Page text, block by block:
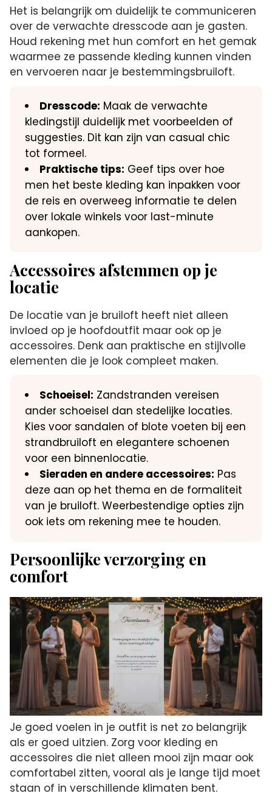
Het is belangrijk om duidelijk te communiceren
over de verwachte dresscode aan je gasten.
Houd rekening met hun comfort en het gemak
waarmee ze passende kleding kunnen vinden
en vervoeren naar je bestemmingsbruiloft.
Dresscode: Maak de verwachte
kledingstijl duidelijk met voorbeelden of
suggesties. Dit kan zijn van casual chic
tot formeel.
Praktische tips: Geef tips over hoe
men het beste kleding kan inpakken voor
de reis en overweeg informatie te delen
over lokale winkels voor last-minute
aankopen.
Accessoires afstemmen op je
locatie
De locatie van je bruiloft heeft niet alleen
invloed op je hoofdoutfit maar ook op je
accessoires. Denk aan praktische en stijlvolle
elementen die je look compleet maken.
Schoeisel: Zandstranden vereisen
ander schoeisel dan stedelijke locaties.
Kies voor sandalen of blote voeten bij een
strandbruiloft en elegantere schoenen
voor een binnenlocatie.
Sieraden en andere accessoires: Pas
deze aan op het thema en de formaliteit
van je bruiloft. Weerbestendige opties zijn
ook iets om rekening mee te houden.
Persoonlijke verzorging en
comfort
Je goed voelen in je outfit is net zo belangrijk
als er goed uitzien. Zorg voor kleding en
accessoires die niet alleen mooi zijn maar ook
comfortabel zitten, vooral als je lange tijd moet
staan of in verschillende klimaten bent.